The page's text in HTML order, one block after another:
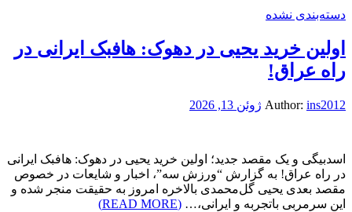
دسته‌بندی نشده
اولین خرید یحیی در دهوک: هافبک ایرانی در
راه عراق!
Author: ins2012 ژوئن 13, 2026
اسدبیگی و یک مقصد جدید؛ اولین خرید یحیی در دهوک: هافبک ایرانی
در راه عراق! به گزارش “ورزش سه”، اخبار و شایعات در خصوص
مقصد بعدی یحیی گل‌محمدی بالاخره امروز به حقیقت منجر شده و
این سرمربی باتجربه و ایرانی،… (READ MORE)